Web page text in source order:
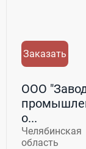
Заказать
ООО
о...
Челябинская
область